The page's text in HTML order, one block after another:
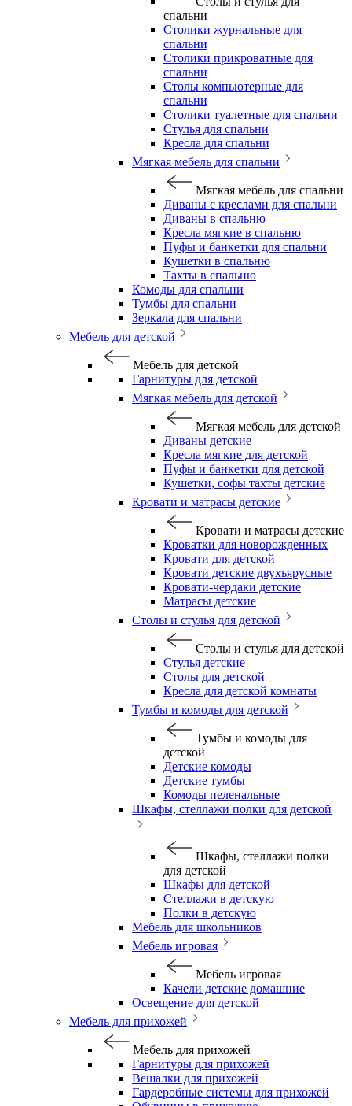
спальни
Столики журнальные для
спальни
Столики прикроватные для
спальни
Столы компьютерные для
спальни
Столики туалетные для спальни
Стулья для спальни
Кресла для спальни
Мягкая мебель для спальни
Мягкая мебель для спальни
Диваны с креслами для спальни
Диваны в спальню
Кресла мягкие в спальню
Пуфы и банкетки для спальни
Кушетки в спальню
Тахты в спальню
Комоды для спальни
Тумбы для спальни
Зеркала для спальни
Мебель для детской
Мебель для детской
Гарнитуры для детской
Мягкая мебель для детской
Мягкая мебель для детской
Диваны детские
Кресла мягкие для детской
Пуфы и банкетки для детской
Кушетки, софы тахты детские
Кровати и матрасы детские
Кровати и матрасы детские
Кроватки для новорожденных
Кровати для детской
Кровати детские двухъярусные
Кровати-чердаки детские
Матрасы детские
Столы и стулья для детской
Столы и стулья для детской
Стулья детские
Столы для детской
Кресла для детской комнаты
Тумбы и комоды для детской
Тумбы и комоды для
детской
Детские комоды
Детские тумбы
Комоды пеленальные
Шкафы, стеллажи полки для детской
Шкафы, стеллажи полки
для детской
Шкафы для детской
Стеллажи в детскую
Полки в детскую
Мебель для школьников
Мебель игровая
Мебель игровая
Качели детские домашние
Освещение для детской
Мебель для прихожей
Мебель для прихожей
Гарнитуры для прихожей
Вешалки для прихожей
Гардеробные системы для прихожей